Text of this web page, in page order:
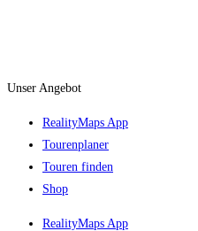
Unser Angebot
RealityMaps App
Tourenplaner
Touren finden
Shop
RealityMaps App